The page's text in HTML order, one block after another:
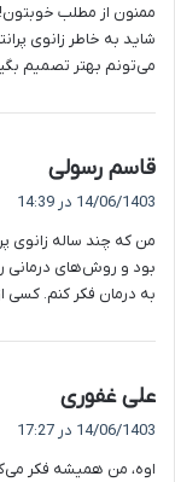
:
ممنون از مطلب
شاید به خاطر زانوی
می‌تونم بهتر تصمیم
قاسم رسولی
ف
:
14/06/1403 در 14:39
من که چند ساله زانوی
بود و روش‌های درمانی
به درمان فکر کنم. کسی
علی غفوری
ف
:
14/06/1403 در 17:27
اوه، من همیشه فکر